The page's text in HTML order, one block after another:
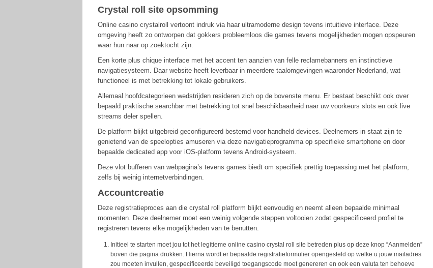
Crystal roll site opsomming
Online casino crystalroll vertoont indruk via haar ultramoderne design tevens intuitieve interface. Deze
omgeving heeft zo ontworpen dat gokkers probleemloos die games tevens mogelijkheden mogen opspeuren
waar hun naar op zoektocht zijn.
Een korte plus chique interface met het accent ten aanzien van felle reclamebanners en instinctieve
navigatiesysteem. Daar website heeft leverbaar in meerdere taalomgevingen waaronder Nederland, wat
functioneel is met betrekking tot lokale gebruikers.
Allemaal hoofdcategorieen wedstrijden resideren zich op de bovenste menu. Er bestaat beschikt ook over
bepaald praktische searchbar met betrekking tot snel beschikbaarheid naar uw voorkeurs slots en ook live
streams deler spellen.
De platform blijkt uitgebreid geconfigureerd bestemd voor handheld devices. Deelnemers in staat zijn te
genietend van de speelopties amuseren via deze navigatieprogramma op specifieke smartphone en door
bepaalde dedicated app voor iOS-platform tevens Android-systeem.
Deze vlot bufferen van webpagina’s tevens games biedt om specifiek prettig toepassing met het platform,
zelfs bij weinig internetverbindingen.
Accountcreatie
Deze registratieproces aan die crystal roll platform blijkt eenvoudig en neemt alleen bepaalde minimaal
momenten. Deze deelnemer moet een weinig volgende stappen voltooien zodat gespecificeerd profiel te
registreren tevens elke mogelijkheden van te benutten.
Initieel te starten moet jou tot het legitieme online casino crystal roll site betreden plus op deze knop “Aanmelden”
boven die pagina drukken. Hierna wordt er bepaalde registratieformulier opengesteld op welke u jouw mailadres
zou moeten invullen, gespecificeerde beveiligd toegangscode moet genereren en ook een valuta ten behoeve